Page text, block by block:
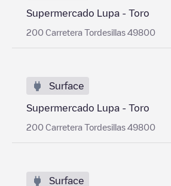
Supermercado Lupa - Toro
200 Carretera Tordesillas 49800
Surface
Supermercado Lupa - Toro
200 Carretera Tordesillas 49800
Surface